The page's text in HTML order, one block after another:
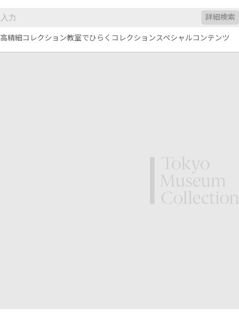
詳細検索
高精細コレクション教室でひらくコレクションスペシャルコンテンツ